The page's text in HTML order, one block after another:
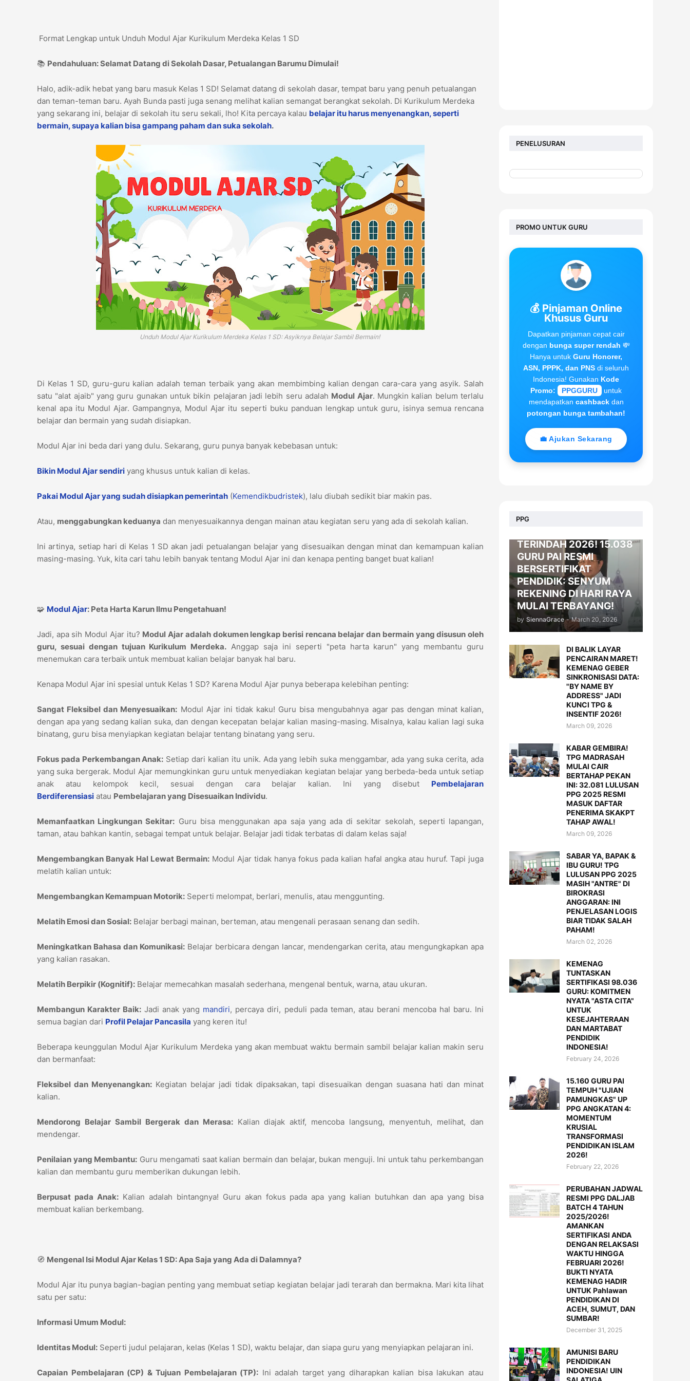
Format Lengkap untuk Unduh Modul Ajar Kurikulum Merdeka Kelas 1 SD
📚 Pendahuluan: Selamat Datang di Sekolah Dasar, Petualangan Barumu Dimulai!
Halo, adik-adik hebat yang baru masuk Kelas 1 SD! Selamat datang di sekolah dasar, tempat baru yang penuh petualangan
dan teman-teman baru. Ayah Bunda pasti juga senang melihat kalian semangat berangkat sekolah. Di Kurikulum Merdeka
yang sekarang ini, belajar di sekolah itu seru sekali, lho! Kita percaya kalau belajar itu harus menyenangkan, seperti
bermain, supaya kalian bisa gampang paham dan suka sekolah.
Unduh Modul Ajar Kurikulum Merdeka Kelas 1 SD: Asyiknya Belajar Sambil Bermain!
Di Kelas 1 SD, guru-guru kalian adalah teman terbaik yang akan membimbing kalian dengan cara-cara yang asyik. Salah
satu "alat ajaib" yang guru gunakan untuk bikin pelajaran jadi lebih seru adalah Modul Ajar. Mungkin kalian belum terlalu
kenal apa itu Modul Ajar. Gampangnya, Modul Ajar itu seperti buku panduan lengkap untuk guru, isinya semua rencana
belajar dan bermain yang sudah disiapkan.
Modul Ajar ini beda dari yang dulu. Sekarang, guru punya banyak kebebasan untuk:
Bikin Modul Ajar sendiri yang khusus untuk kalian di kelas.
Pakai Modul Ajar yang sudah disiapkan pemerintah (Kemendikbudristek), lalu diubah sedikit biar makin pas.
Atau, menggabungkan keduanya dan menyesuaikannya dengan mainan atau kegiatan seru yang ada di sekolah kalian.
Ini artinya, setiap hari di Kelas 1 SD akan jadi petualangan belajar yang disesuaikan dengan minat dan kemampuan kalian
masing-masing. Yuk, kita cari tahu lebih banyak tentang Modul Ajar ini dan kenapa penting banget buat kalian!
🧩 Modul Ajar: Peta Harta Karun Ilmu Pengetahuan!
Jadi, apa sih Modul Ajar itu? Modul Ajar adalah dokumen lengkap berisi rencana belajar dan bermain yang disusun oleh
guru, sesuai dengan tujuan Kurikulum Merdeka. Anggap saja ini seperti "peta harta karun" yang membantu guru
menemukan cara terbaik untuk membuat kalian belajar banyak hal baru.
Kenapa Modul Ajar ini spesial untuk Kelas 1 SD? Karena Modul Ajar punya beberapa kelebihan penting:
Sangat Fleksibel dan Menyesuaikan: Modul Ajar ini tidak kaku! Guru bisa mengubahnya agar pas dengan minat kalian,
dengan apa yang sedang kalian suka, dan dengan kecepatan belajar kalian masing-masing. Misalnya, kalau kalian lagi suka
binatang, guru bisa menyiapkan kegiatan belajar tentang binatang yang seru.
Fokus pada Perkembangan Anak: Setiap dari kalian itu unik. Ada yang lebih suka menggambar, ada yang suka cerita, ada
yang suka bergerak. Modul Ajar memungkinkan guru untuk menyediakan kegiatan belajar yang berbeda-beda untuk setiap
anak atau kelompok kecil, sesuai dengan cara belajar kalian. Ini yang disebut Pembelajaran
Berdiferensiasi atau Pembelajaran yang Disesuaikan Individu.
Memanfaatkan Lingkungan Sekitar: Guru bisa menggunakan apa saja yang ada di sekitar sekolah, seperti lapangan,
taman, atau bahkan kantin, sebagai tempat untuk belajar. Belajar jadi tidak terbatas di dalam kelas saja!
Mengembangkan Banyak Hal Lewat Bermain: Modul Ajar tidak hanya fokus pada kalian hafal angka atau huruf. Tapi juga
melatih kalian untuk:
Mengembangkan Kemampuan Motorik: Seperti melompat, berlari, menulis, atau menggunting.
Melatih Emosi dan Sosial: Belajar berbagi mainan, berteman, atau mengenali perasaan senang dan sedih.
Meningkatkan Bahasa dan Komunikasi: Belajar berbicara dengan lancar, mendengarkan cerita, atau mengungkapkan apa
yang kalian rasakan.
Melatih Berpikir (Kognitif): Belajar memecahkan masalah sederhana, mengenal bentuk, warna, atau ukuran.
Membangun Karakter Baik: Jadi anak yang mandiri, percaya diri, peduli pada teman, atau berani mencoba hal baru. Ini
semua bagian dari Profil Pelajar Pancasila yang keren itu!
Beberapa keunggulan Modul Ajar Kurikulum Merdeka yang akan membuat waktu bermain sambil belajar kalian makin seru
dan bermanfaat:
Fleksibel dan Menyenangkan:Kegiatan belajar jadi tidak dipaksakan, tapi disesuaikan dengan suasana hati dan minat
kalian.
Mendorong Belajar Sambil Bergerak dan Merasa:Kalian diajak aktif, mencoba langsung, menyentuh, melihat, dan
mendengar.
Penilaian yang Membantu: Guru mengamati saat kalian bermain dan belajar, bukan menguji. Ini untuk tahu perkembangan
kalian dan membantu guru memberikan dukungan lebih.
Berpusat pada Anak:Kalian adalah bintangnya! Guru akan fokus pada apa yang kalian butuhkan dan apa yang bisa
membuat kalian berkembang.
🧭 Mengenal Isi Modul Ajar Kelas 1 SD: Apa Saja yang Ada di Dalamnya?
Modul Ajar itu punya bagian-bagian penting yang membuat setiap kegiatan belajar jadi terarah dan bermakna. Mari kita lihat
satu per satu:
Informasi Umum Modul:
Identitas Modul: Seperti judul pelajaran, kelas (Kelas 1 SD), waktu belajar, dan siapa guru yang menyiapkan pelajaran ini.
Capaian Pembelajaran (CP) & Tujuan Pembelajaran (TP): Ini adalah target yang diharapkan kalian bisa lakukan atau
PENELUSURAN
PROMO UNTUK GURU
💰 Pinjaman Online
Khusus Guru
Dapatkan pinjaman cepat cair
dengan bunga super rendah 💸
Hanya untuk Guru Honorer,
ASN, PPPK, dan PNS di seluruh
Indonesia! Gunakan Kode
Promo:
PPGGURU
untuk
mendapatkan cashbackdan
potongan bunga tambahan!
💼 Ajukan Sekarang
PPG
BERITA
TERINDAH 2026! 15.038
GURU PAI RESMI
BERSERTIFIKAT
PENDIDIK: SENYUM
REKENING DI HARI RAYA
MULAI TERBAYANG!
by SiennaGrace - March 20, 2026
DI BALIK LAYAR
PENCAIRAN MARET!
KEMENAG GEBER
SINKRONISASI DATA:
"BY NAME BY
ADDRESS" JADI
KUNCI TPG &
INSENTIF 2026!
March 09, 2026
KABAR GEMBIRA!
TPG MADRASAH
MULAI CAIR
BERTAHAP PEKAN
INI: 32.081 LULUSAN
PPG 2025 RESMI
MASUK DAFTAR
PENERIMA SKAKPT
TAHAP AWAL!
March 09, 2026
SABAR YA, BAPAK &
IBU GURU! TPG
LULUSAN PPG 2025
MASIH "ANTRE" DI
BIROKRASI
ANGGARAN: INI
PENJELASAN LOGIS
BIAR TIDAK SALAH
PAHAM!
March 02, 2026
KEMENAG
TUNTASKAN
SERTIFIKASI 98.036
GURU: KOMITMEN
NYATA "ASTA CITA"
UNTUK
KESEJAHTERAAN
DAN MARTABAT
PENDIDIK
INDONESIA!
February 24, 2026
15.160 GURU PAI
TEMPUH "UJIAN
PAMUNGKAS" UP
PPG ANGKATAN 4:
MOMENTUM
KRUSIAL
TRANSFORMASI
PENDIDIKAN ISLAM
2026!
February 22, 2026
PERUBAHAN JADWAL
RESMI PPG DALJAB
BATCH 4 TAHUN
2025/2026!
AMANKAN
SERTIFIKASI ANDA
DENGAN RELAKSASI
WAKTU HINGGA
FEBRUARI 2026!
BUKTI NYATA
KEMENAG HADIR
UNTUK Pahlawan
PENDIDIKAN DI
ACEH, SUMUT, DAN
SUMBAR!
December 31, 2025
AMUNISI BARU
PENDIDIKAN
INDONESIA! UIN